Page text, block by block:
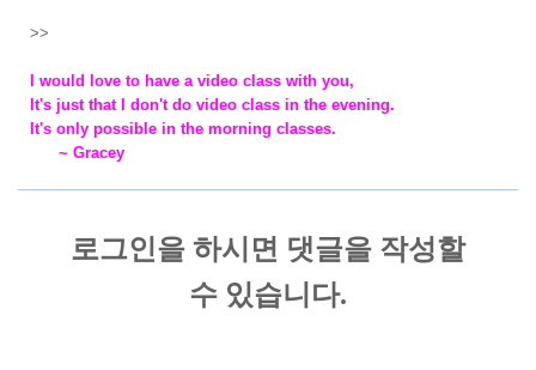
>>
I would love to have a video class with you,
It's just that I don't do video class in the evening.
It's only possible in the morning classes.
~ Gracey